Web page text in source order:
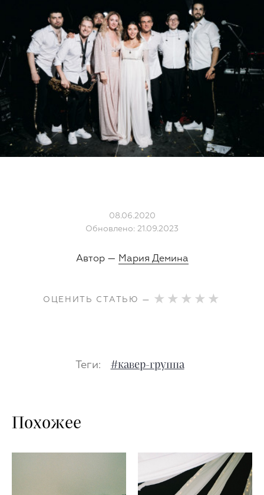
08.06.2020
Обновлено: 21.09.2023
Автор — Мария Демина
ОЦЕНИТЬ СТАТЬЮ —
Теги: #кавер-группа
Похожее